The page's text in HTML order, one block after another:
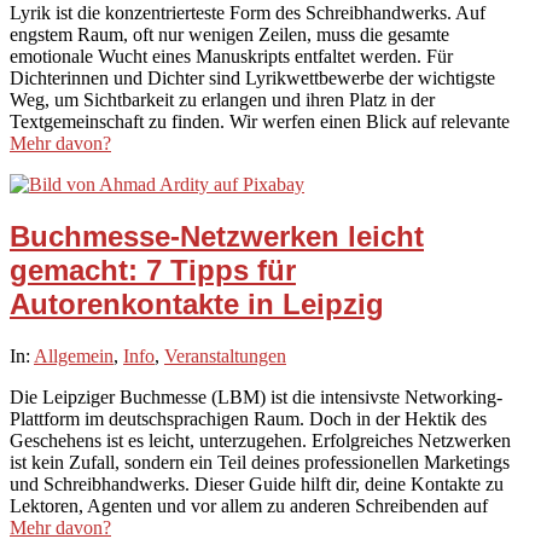
22
Lyrik ist die konzentrierteste Form des Schreibhandwerks. Auf
engstem Raum, oft nur wenigen Zeilen, muss die gesamte
emotionale Wucht eines Manuskripts entfaltet werden. Für
Dichterinnen und Dichter sind Lyrikwettbewerbe der wichtigste
Weg, um Sichtbarkeit zu erlangen und ihren Platz in der
Textgemeinschaft zu finden. Wir werfen einen Blick auf relevante
Mehr davon?
Buchmesse-Netzwerken leicht
gemacht: 7 Tipps für
Autorenkontakte in Leipzig
2026-
19
In: Allgemein, Info, Veranstaltungen
Die Leipziger Buchmesse (LBM) ist die intensivste Networking-
Plattform im deutschsprachigen Raum. Doch in der Hektik des
Geschehens ist es leicht, unterzugehen. Erfolgreiches Netzwerken
ist kein Zufall, sondern ein Teil deines professionellen Marketings
und Schreibhandwerks. Dieser Guide hilft dir, deine Kontakte zu
Lektoren, Agenten und vor allem zu anderen Schreibenden auf
Mehr davon?